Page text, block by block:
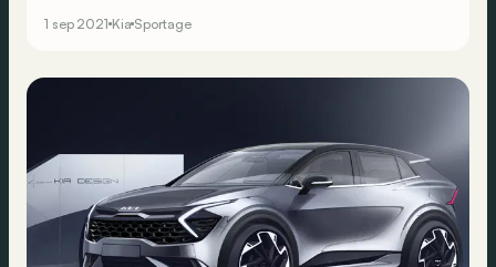
1 sep 2021 Kia Sportage